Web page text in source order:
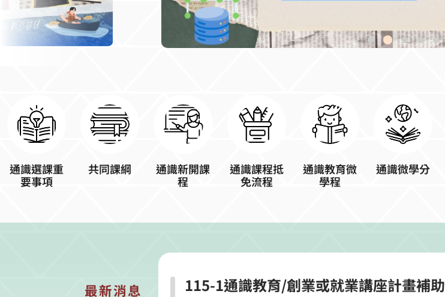
通識選課重
要事項
共同課綱
通識新開課
程
通識課程抵
免流程
通識教育微
學程
通識微學分
最新消息 115-1通識教育/創業或就業講座計畫補助